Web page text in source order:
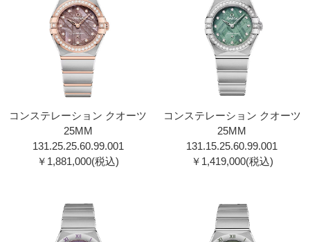
コンステレーション クオーツ
25MM
131.25.25.60.99.00 1
￥1,881,000(税込)
コンステレーション クオーツ
25MM
131.15.25.60.99.00 1
￥1,419,000(税込)